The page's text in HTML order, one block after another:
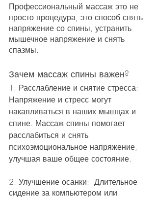
Профессиональный массаж это не
просто процедура, это способ снять
напряжение со спины, устранить
мышечное напряжение и снять
спазмы.
Зачем массаж спины важен?
1. Расслабление и снятие стресса:
Напряжение и стресс могут
накапливаться в наших мышцах и
спине. Массаж спины помогает
расслабиться и снять
психоэмоциональное напряжение,
улучшая ваше общее состояние.
2. Улучшение осанки:  Длительное
сидение за компьютером или